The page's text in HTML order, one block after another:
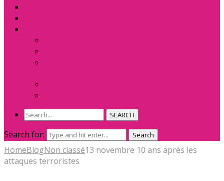
SEARCH
Search for: Search
HomeBlogNon classé13 novembre 10 ans après les
attaques terroristes